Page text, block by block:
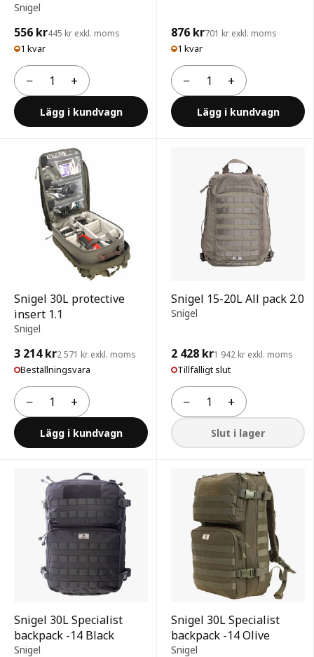
Snigel
556 kr445 kr exkl. moms
1 kvar
−
Antal +
Lägg i kundvagn
876 kr701 kr exkl. moms
1 kvar
−
Antal +
Lägg i kundvagn
Snigel 30L protective
insert 1.1
Snigel
3 214 kr2 571 kr exkl. moms
Beställningsvara
−
Antal +
Lägg i kundvagn
Snigel 15-20L All pack 2.0
Snigel
2 428 kr1 942 kr exkl. moms
Tillfälligt slut
−
Antal +
Slut i lager
Snigel 30L Specialist
backpack -14 Black
Snigel
Snigel 30L Specialist
backpack -14 Olive
Snigel